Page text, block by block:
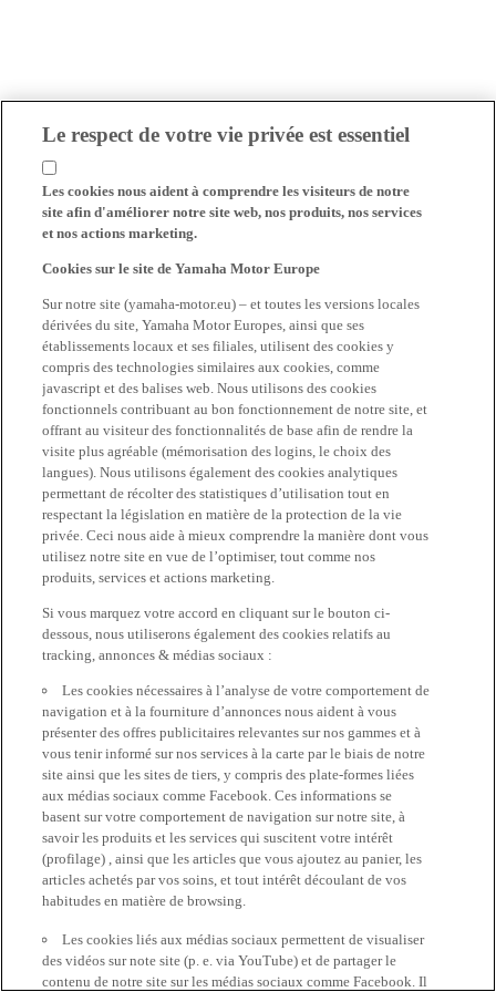
Le respect de votre vie privée est essentiel
Les cookies nous aident à comprendre les visiteurs de notre
site afin d'améliorer notre site web, nos produits, nos services
et nos actions marketing.
Cookies sur le site de Yamaha Motor Europe
Sur notre site (yamaha-motor.eu) – et toutes les versions locales
dérivées du site, Yamaha Motor Europes, ainsi que ses
établissements locaux et ses filiales, utilisent des cookies y
compris des technologies similaires aux cookies, comme
javascript et des balises web. Nous utilisons des cookies
fonctionnels contribuant au bon fonctionnement de notre site, et
offrant au visiteur des fonctionnalités de base afin de rendre la
visite plus agréable (mémorisation des logins, le choix des
langues). Nous utilisons également des cookies analytiques
permettant de récolter des statistiques d’utilisation tout en
respectant la législation en matière de la protection de la vie
privée. Ceci nous aide à mieux comprendre la manière dont vous
utilisez notre site en vue de l’optimiser, tout comme nos
produits, services et actions marketing.
Si vous marquez votre accord en cliquant sur le bouton ci-
dessous, nous utiliserons également des cookies relatifs au
tracking, annonces & médias sociaux :
Les cookies nécessaires à l’analyse de votre comportement de
navigation et à la fourniture d’annonces nous aident à vous
présenter des offres publicitaires relevantes sur nos gammes et à
vous tenir informé sur nos services à la carte par le biais de notre
site ainsi que les sites de tiers, y compris des plate-formes liées
aux médias sociaux comme Facebook. Ces informations se
basent sur votre comportement de navigation sur notre site, à
savoir les produits et les services qui suscitent votre intérêt
(profilage) , ainsi que les articles que vous ajoutez au panier, les
articles achetés par vos soins, et tout intérêt découlant de vos
habitudes en matière de browsing.
Les cookies liés aux médias sociaux permettent de visualiser
des vidéos sur note site (p. e. via YouTube) et de partager le
contenu de notre site sur les médias sociaux comme Facebook. Il